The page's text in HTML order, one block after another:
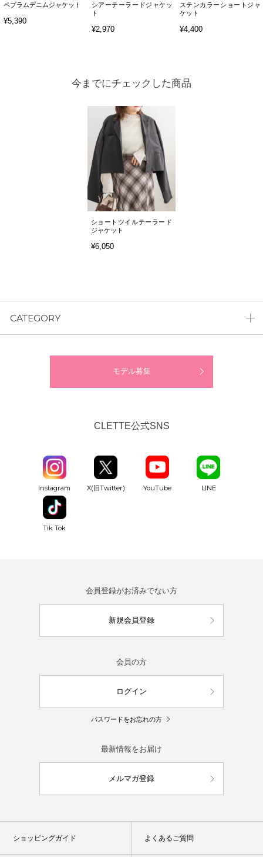
ペプラムデニムジャケット
¥5,390
シアーテーラードジャケッ
ト
¥2,970
ステンカラーショートジャ
ケット
¥4,400
今までにチェックした商品
ショートツイルテーラード
ジャケット
¥6,050
CATEGORY
モデル募集
CLETTE公式SNS
Instagram X(旧Twitter) YouTube LINE
Tik Tok
会員登録がお済みでない方
新規会員登録
会員の方
ログイン
パスワードをお忘れの方
最新情報をお届け
メルマガ登録
ショッピングガイド よくあるご質問